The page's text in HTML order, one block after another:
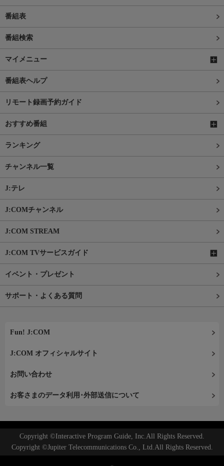
番組表
番組検索
マイメニュー
番組表ヘルプ
リモート録画予約ガイド
おすすめ番組
ランキング
チャンネル一覧
J:テレ
J:COMチャンネル
J:COM STREAM
J:COM TVサービスガイド
イベント・プレゼント
サポート・よくある質問
Fun! J:COM
J:COM オフィシャルサイト
お問い合わせ
お客さまのデータ利用･外部送信について
Copyright ©Interactive Program Guide, Inc.All Rights Reserved.
Copyright ©Jupiter Telecommunications Co., Ltd.All Rights Reserved.